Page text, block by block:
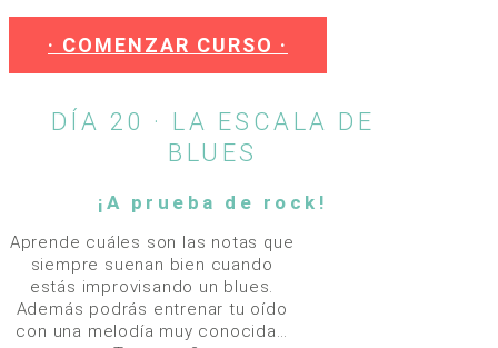
· COMENZAR CURSO ·
DÍA 20 · LA ESCALA DE
BLUES
¡A prueba de rock!
Aprende cuáles son las notas que
siempre suenan bien cuando
estás improvisando un blues.
Además podrás entrenar tu oído
con una melodía muy conocida…